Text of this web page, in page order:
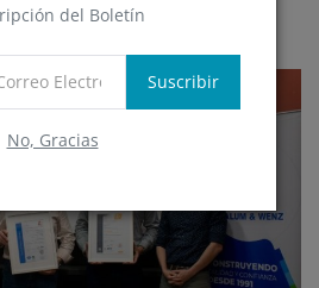
del Boletín
Suscribir
No, Gracias